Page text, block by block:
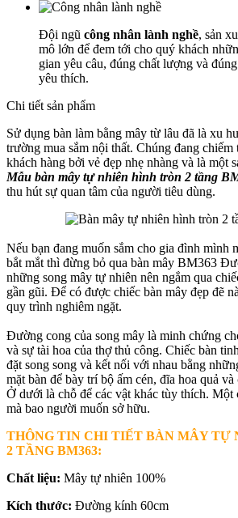
Đội ngũ công nhân lành nghề, sản
mô lớn để đem tới cho quý khách
gian yêu câu, đúng chất lượng và
yêu thích.
Chi tiết sản phẩm
Sử dụng bàn làm bằng mây từ lâu đã là xu
trường mua sắm nội thất. Chúng đang chiếm
khách hàng bởi vẻ đẹp nhẹ nhàng và là một
Mẫu bàn mây tự nhiên hình tròn 2 tầng
thu hút sự quan tâm của người tiêu dùng.
Nếu bạn đang muốn sắm cho gia đình mình
bắt mắt thì đừng bỏ qua bàn mây BM363
những song mây tự nhiên nên ngắm qua
gần gũi. Để có được chiếc bàn mây đẹp đẽ
quy trình nghiêm ngặt.
Đường cong của song mây là minh chứng
và sự tài hoa của thợ thủ công. Chiếc bàn
đặt song song và kết nối với nhau bằng
mặt bàn để bày trí bộ ấm cén, đĩa hoa quả
Ở dưới là chỗ để các vật khác tùy thích. Một
mà bao người muốn sở hữu.
THÔNG TIN CHI TIẾT BÀN MÂY TỰ
2 TẦNG BM363:
Chất liệu: Mây tự nhiên 100%
Kích thước: Đường kính 60cm